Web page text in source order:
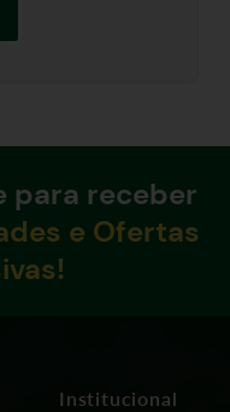
para receber
e Ofertas
Institucional